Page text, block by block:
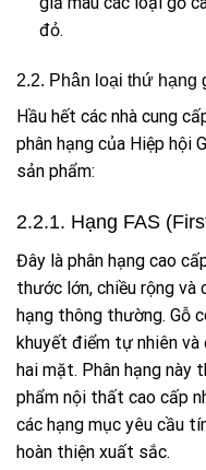
đỏ.
2.2. Phân loại thứ hạng
Hầu hết các nhà cung
phân hạng của Hiệp hội
sản phẩm:
2.2.1. Hạng FAS
Đây là phân hạng cao
thước lớn, chiều rộng
hạng thông thường. Gỗ
khuyết điểm tự nhiên
hai mặt. Phân hạng
phẩm nội thất cao cấp
các hạng mục yêu cầu
hoàn thiện xuất sắc.